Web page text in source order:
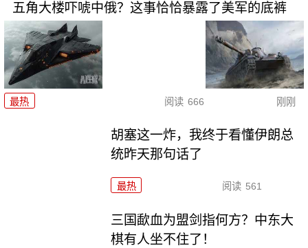
五角大楼吓唬中俄？这事恰恰暴露了美军的底裤
最热 阅读 666 刚刚
胡塞这一炸，我终于看懂伊朗总
统昨天那句话了
最热 阅读 561
三国歃血为盟剑指何方？中东大
棋有人坐不住了！